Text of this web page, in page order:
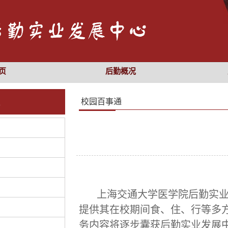
后勤概况
校园百事通
上海交通大学医学院后勤实
提供其在校期间食、住、行等多
务内容将逐步囊获后勤实业发展